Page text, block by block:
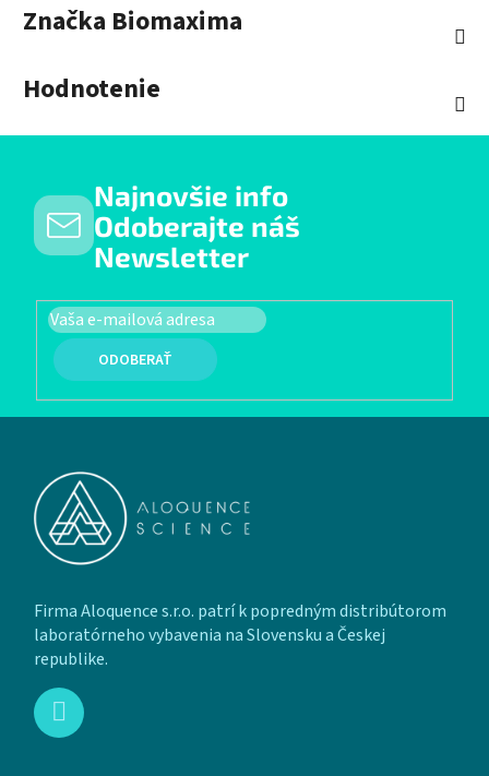
Značka Biomaxima
Hodnotenie
Najnovšie info
Odoberajte náš
Newsletter
PRIHLÁSIŤ SA
Firma Aloquence s.r.o. patrí k popredným distribútorom
laboratórneho vybavenia na Slovensku a Českej
republike.